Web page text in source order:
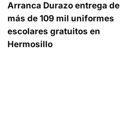
Arranca Durazo entrega de
más de 109 mil uniformes
escolares gratuitos en
Hermosillo